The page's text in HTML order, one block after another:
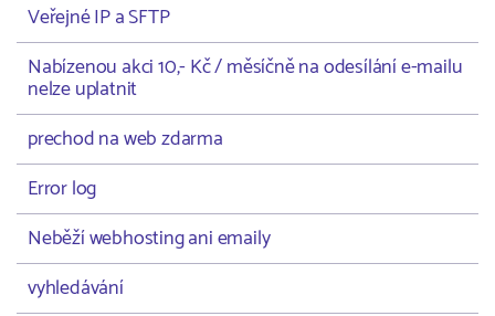
Veřejné IP a SFTP
Nabízenou akci 10,- Kč / měsíčně na odesílání e-mailu
nelze uplatnit
prechod na web zdarma
Error log
Neběží webhosting ani emaily
vyhledávání